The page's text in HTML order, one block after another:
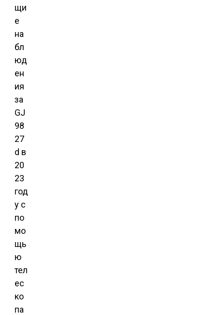
щи
е
на
бл
юд
ен
ия
за
GJ
98
27
d в
20
23
год
у с
по
мо
щь
ю
тел
ес
ко
па